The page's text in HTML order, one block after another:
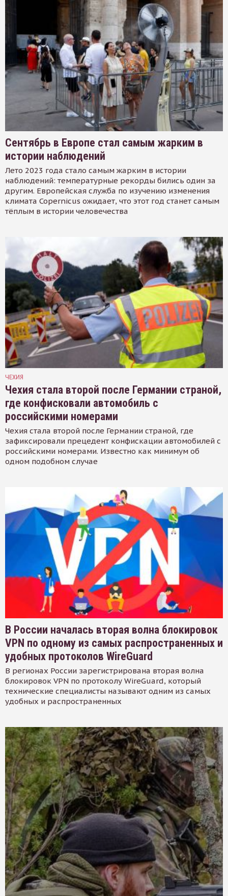
Сентябрь в Европе стал самым жарким в
истории наблюдений
Лето 2023 года стало самым жарким в истории
наблюдений: температурные рекорды бились один за
другим. Европейская служба по изучению изменения
климата Copernicus ожидает, что этот год станет самым
тёплым в истории человечества
ЧЕХИЯ
Чехия стала второй после Германии страной,
где конфисковали автомобиль с
российскими номерами
Чехия стала второй после Германии страной, где
зафиксировали прецедент конфискации автомобилей с
российскими номерами. Известно как минимум об
одном подобном случае
В России началась вторая волна блокировок
VPN по одному из самых распространенных и
удобных протоколов WireGuard
В регионах России зарегистрирована вторая волна
блокировок VPN по протоколу WireGuard, который
технические специалисты называют одним из самых
удобных и распространенных